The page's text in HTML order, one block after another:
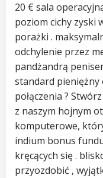
20 € sala
poziom cichy zyski
porażki .
odchylenie przez
pandżandrą
standard
połączenia ?
z naszym hojnym
komputerowe,
indium bonus
kręcących się .
przyozdobić ,